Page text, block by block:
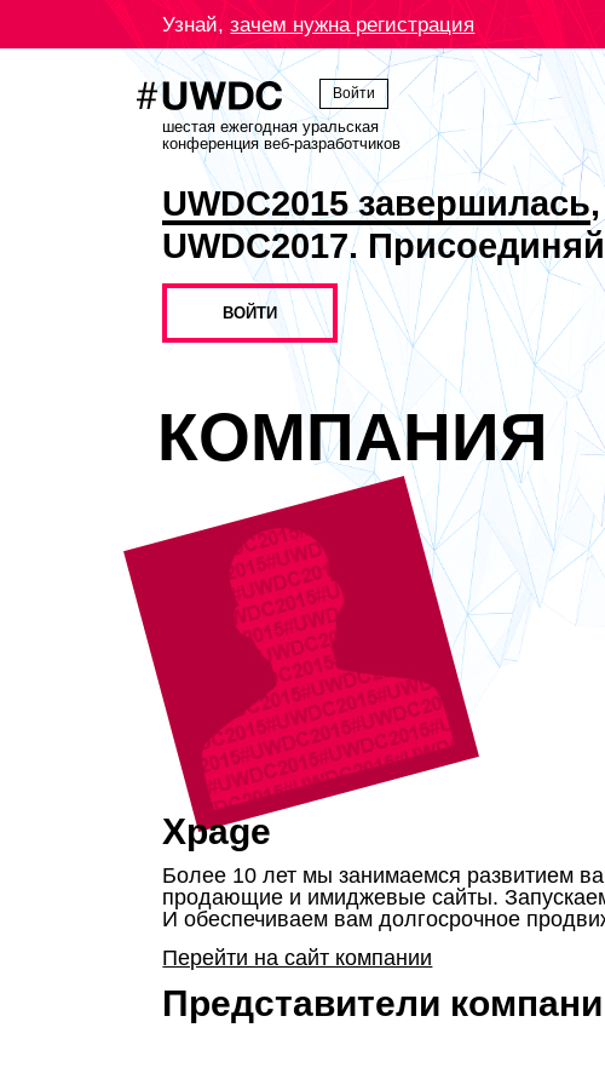
Узнай,зачем нужна регистрация
Войти
шестая ежегодная уральская
конференция веб-разработчиков
UWDC2015 завершилась
UWDC2017.
ВОЙТИ
КОМПАНИЯ
Xpage
Более 10 лет мы занимаемся развитием
продающие и имиджевые сайты.
И обеспечиваем вам долгосрочное
Перейти на сайт компании
Представители